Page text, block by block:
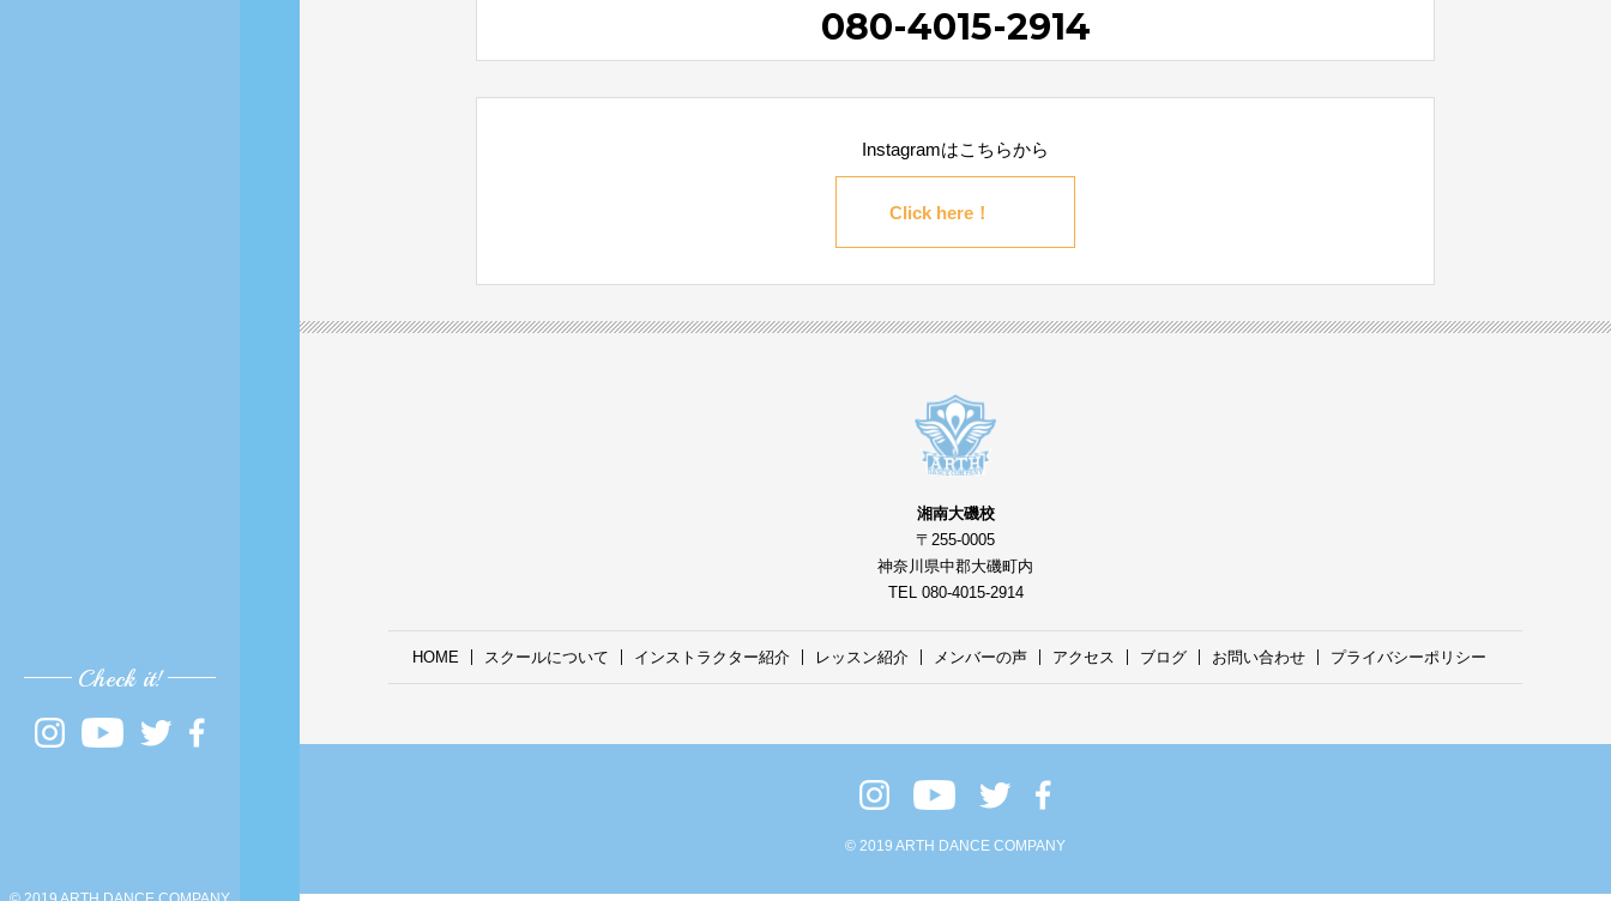
Check it!
080-4015-2914
Instagramはこちらから
Click here！
湘南大磯校
〒255-0005
神奈川県中郡大磯町内
TEL 080-4015-2914
HOME スクールについて インストラクター紹介 レッスン紹介 メンバーの声 アクセス ブログ お問い合わせ プライバシーポリシー
© 2019 ARTH DANCE COMPANY